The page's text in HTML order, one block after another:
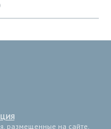
размещенные на сайте,